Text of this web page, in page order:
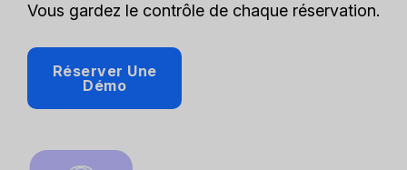
Vous gardez le contrôle de chaque réservation.
Réserver Une
Démo